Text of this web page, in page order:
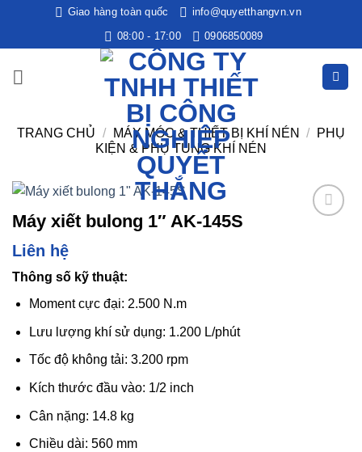
nội
dung
Giao hàng toàn quốc
info@quyetthangvn.vn
08:00 - 17:00
0906850089
TRANG CHỦ / MÁY MÓC & THIẾT BỊ KHÍ NÉN /
PHỤ
KIỆN & PHỤ TÙNG KHÍ NÉN
Máy xiết bulong 1″ AK-145S
Liên hệ
Thông số kỹ thuật:
Moment cực đại: 2.500 N.m
Lưu lượng khí sử dụng: 1.200 L/phút
Tốc độ không tải: 3.200 rpm
Kích thước đầu vào: 1/2 inch
Cân nặng: 14.8 kg
Chiều dài: 560 mm